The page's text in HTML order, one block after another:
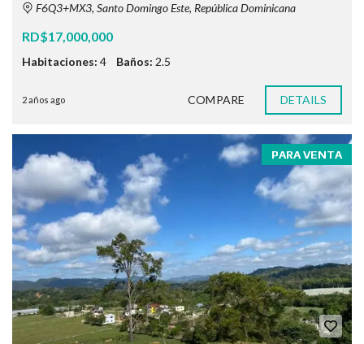
F6Q3+MX3, Santo Domingo Este, República Dominicana
RD$17,000,000
Habitaciones: 4 Baños: 2.5
2 años ago COMPARE DETAILS
PARA VENTA